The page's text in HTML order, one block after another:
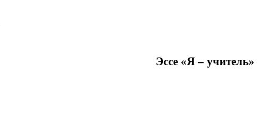
Эссе «Я – учитель»